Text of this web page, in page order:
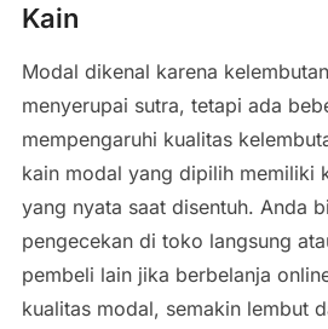
Kain
Modal dikenal karena
menyerupai sutra, tetapi ada
mempengaruhi kualitas
kain modal yang dipilih memiliki
yang nyata saat disentuh. Anda
pengecekan di toko langsung
pembeli lain jika berbelanja
kualitas modal, semakin lembut